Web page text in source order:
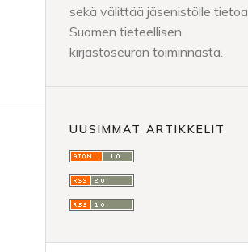
sekä välittää jäsenistölle tietoa
Suomen tieteellisen
kirjastoseuran toiminnasta.
UUSIMMAT ARTIKKELIT